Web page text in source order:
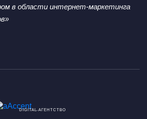
в области интернет-маркетинга
DIGITAL-АГЕНТСТВО